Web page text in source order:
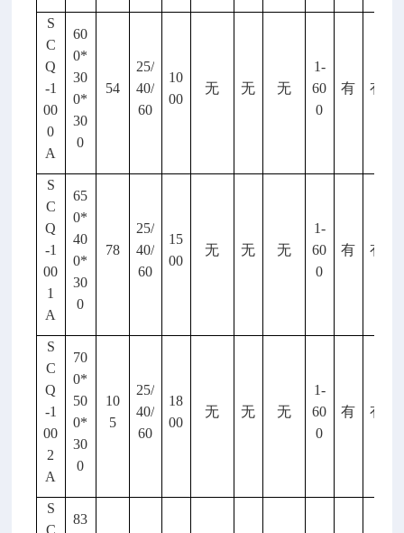
S
C
Q
-1
00
0
A
60
0*
30
0*
30
0
54
25/
40/
60
10
00
无 无 无
1-
60
0
有 有
S
C
Q
-1
00
1
A
65
0*
40
0*
30
0
78
25/
40/
60
15
00
无 无 无
1-
60
0
有 有
S
C
Q
-1
00
2
A
70
0*
50
0*
30
0
10
5
25/
40/
60
18
00
无 无 无
1-
60
0
有 有
S
C
83